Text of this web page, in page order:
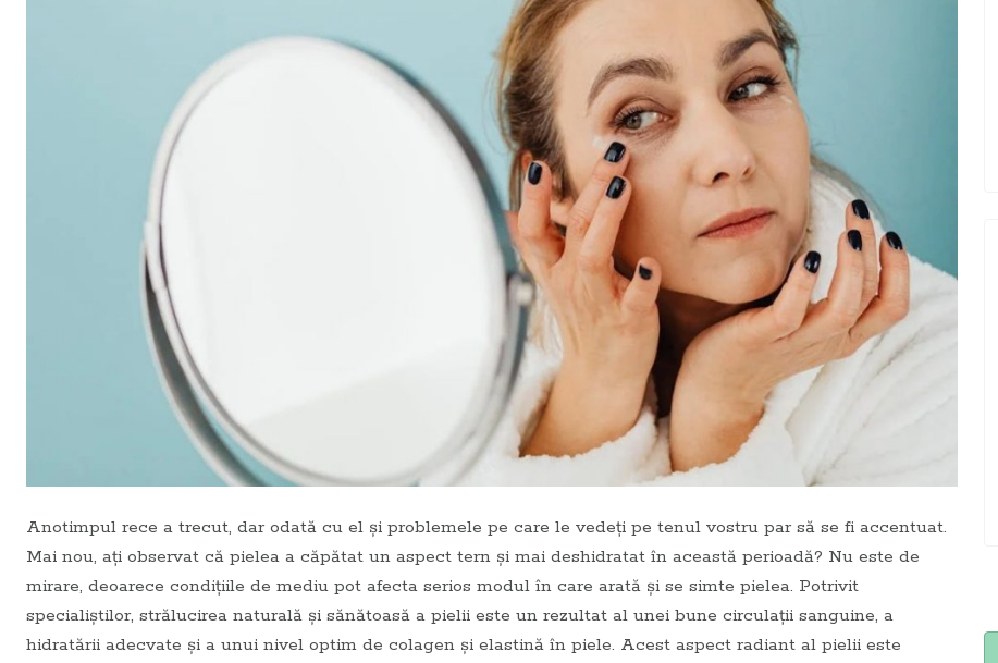
Anotimpul rece a trecut, dar odată cu el și problemele pe care le vedeţi pe tenul vostru par să se fi accentuat.
Mai nou, aţi observat că pielea a căpătat un aspect tern și mai deshidratat în această perioadă? Nu este de
mirare, deoarece condițiile de mediu pot afecta serios modul în care arată și se simte pielea. Potrivit
specialiştilor, strălucirea naturală și sănătoasă a pielii este un rezultat al unei bune circulații sanguine, a
hidratării adecvate și a unui nivel optim de colagen și elastină în piele. Acest aspect radiant al pielii este